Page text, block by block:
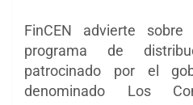
FinCEN advierte
programa de
patrocinado por el
denominado Los